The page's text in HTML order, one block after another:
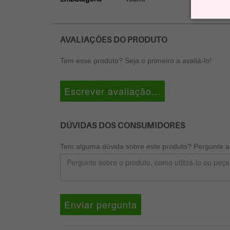
AVALIAÇÕES DO PRODUTO
Tem esse produto? Seja o primeiro a avaliá-lo!
Escrever avaliação...
DÚVIDAS DOS CONSUMIDORES
Tem alguma dúvida sobre este produto? Pergunte
Enviar pergunta